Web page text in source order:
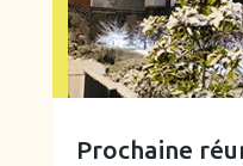
Prochaine